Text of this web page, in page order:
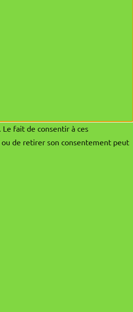
fait de consentir à ces
de retirer son consentement peut